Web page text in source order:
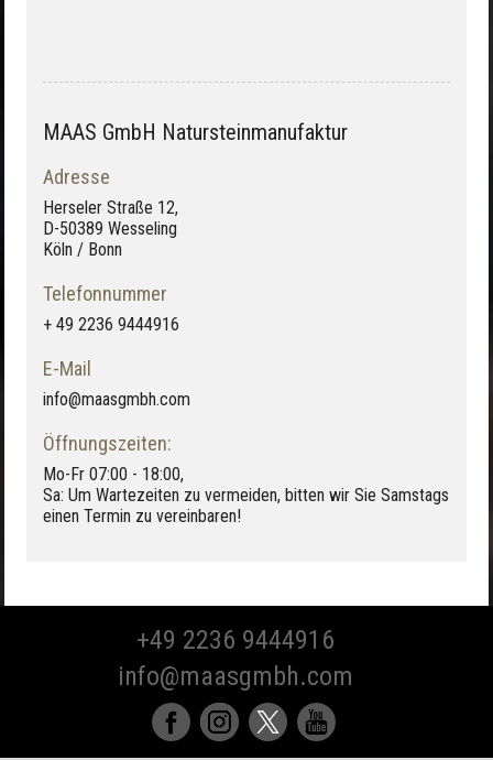
MAAS GmbH Natursteinmanufaktur
Adresse
Herseler Straße 12,
D-50389 Wesseling
Köln / Bonn
Telefonnummer
+ 49 2236 9444916
E-Mail
info@maasgmbh.com
Öffnungszeiten:
Mo-Fr 07:00 - 18:00,
Sa: Um Wartezeiten zu vermeiden, bitten wir Sie Samstags
einen Termin zu vereinbaren!
+49 2236 9444916
info@maasgmbh.com